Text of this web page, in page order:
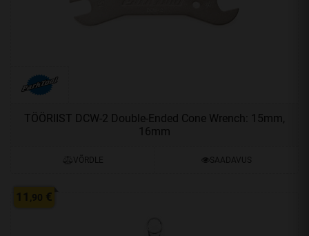
TÖÖRIIST DCW-2 Double-Ended Cone Wrench: 15mm,
16mm
VÕRDLE SAADAVUS
11 ,90 €